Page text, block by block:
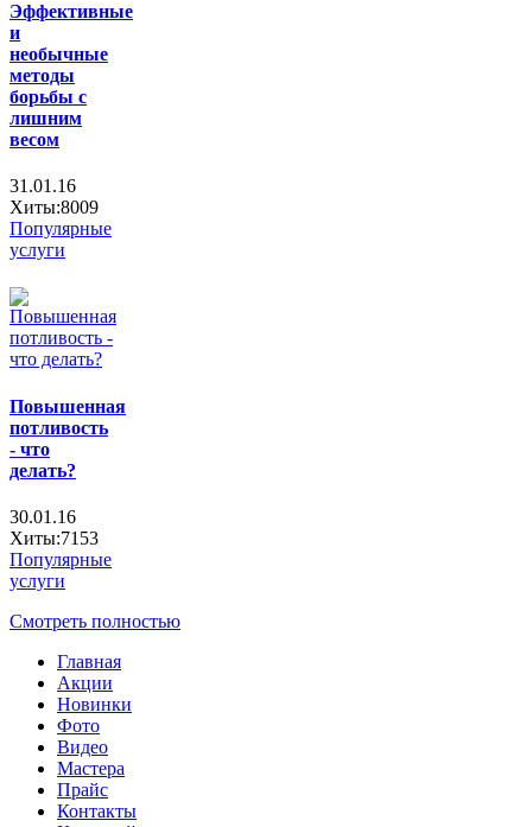
Эффективные
и
необычные
методы
борьбы с
лишним
весом
31.01.16
Хиты:8009
Популярные
услуги
Повышенная
потливость
- что
делать?
30.01.16
Хиты:7153
Популярные
услуги
Смотреть полностью
Главная
Акции
Новинки
Фото
Видео
Мастера
Прайс
Контакты